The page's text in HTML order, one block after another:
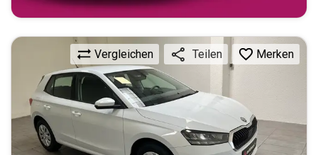
Vergleichen Teilen Merken